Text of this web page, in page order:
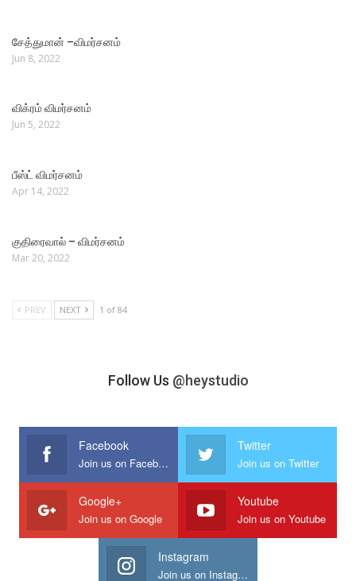
சேத்துமான் –விமர்சனம்
Jun 8, 2022
விக்ரம் விமர்சனம்
Jun 5, 2022
பீஸ்ட் விமர்சனம்
Apr 14, 2022
குதிரைவால் – விமர்சனம்
Mar 20, 2022
PREV NEXT 1 of 84
Follow Us @heystudio
Facebook
Join us on Facebook
Twitter
Join us on Twitter
Google+
Join us on Google
Youtube
Join us on Youtube
Instagram
Join us on Instagram